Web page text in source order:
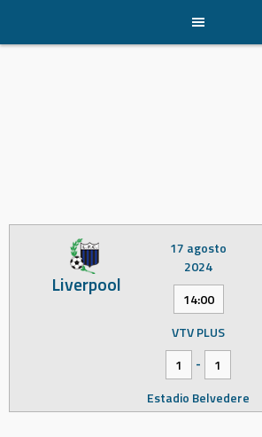
content
Liverpool
17 agosto
2024
14:00
VTV PLUS
1
-
1
Estadio Belvedere